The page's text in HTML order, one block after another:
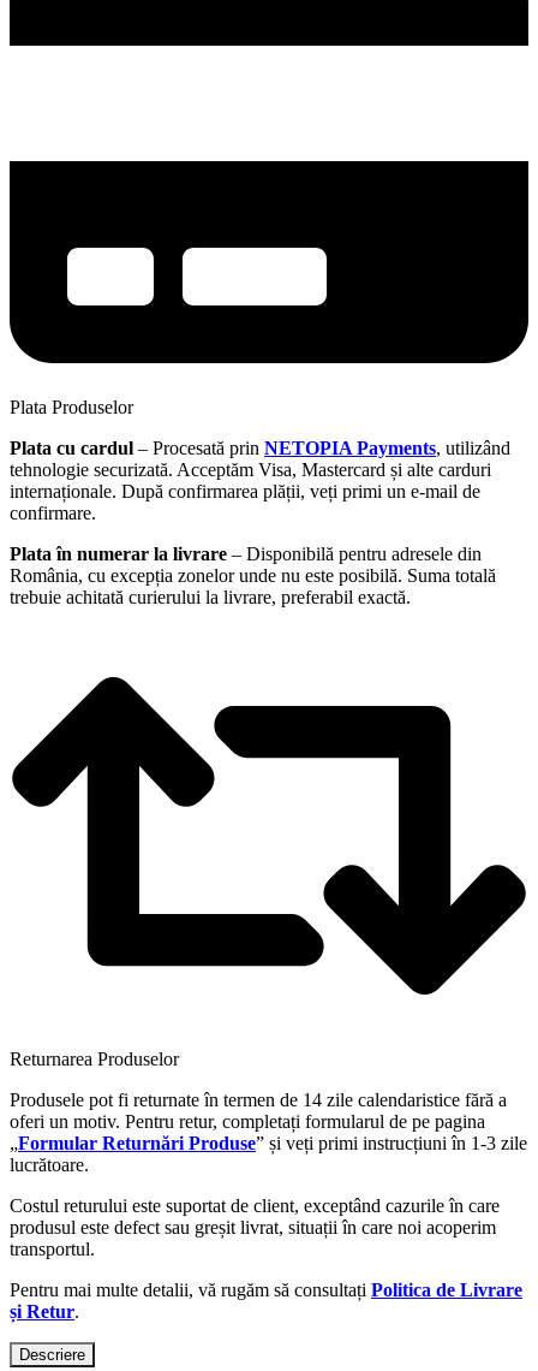
Plata Produselor
Plata cu cardul – Procesată prin NETOPIA Payments, utilizând
tehnologie securizată. Acceptăm Visa, Mastercard și alte carduri
internaționale. După confirmarea plății, veți primi un e-mail de
confirmare.
Plata în numerar la livrare – Disponibilă pentru adresele din
România, cu excepția zonelor unde nu este posibilă. Suma totală
trebuie achitată curierului la livrare, preferabil exactă.
Returnarea Produselor
Produsele pot fi returnate în termen de 14 zile calendaristice fără a
oferi un motiv. Pentru retur, completați formularul de pe pagina
„Formular Returnări Produse” și veți primi instrucțiuni în 1-3 zile
lucrătoare.
Costul returului este suportat de client, exceptând cazurile în care
produsul este defect sau greșit livrat, situații în care noi acoperim
transportul.
Pentru mai multe detalii, vă rugăm să consultați Politica de Livrare
și Retur.
Descriere